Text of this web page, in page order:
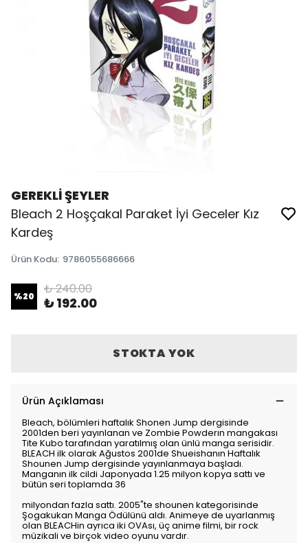
GEREKLİ ŞEYLER
Bleach 2 Hoşçakal Paraket İyi Geceler Kız
Kardeş
Ürün Kodu: 9786055686666
%20 ₺ 240.00
₺ 192.00
STOKTA YOK
Ürün Açıklaması
Bleach, bölümleri haftalık Shonen Jump dergisinde
2001den beri yayınlanan ve Zombie Powderın mangakası
Tite Kubo tarafından yaratılmış olan ünlü manga serisidir.
BLEACH ilk olarak Ağustos 2001de Shueishanın Haftalık
Shounen Jump dergisinde yayınlanmaya başladı.
Manganın ilk cildi Japonyada 1.25 milyon kopya sattı ve
bütün seri toplamda 36
milyondan fazla sattı. 2005"te shounen kategorisinde
Şogakukan Manga Ödülünü aldı. Animeye de uyarlanmış
olan BLEACHin ayrıca iki OVAsı, üç anime filmi, bir rock
müzikali ve birçok video oyunu vardır.